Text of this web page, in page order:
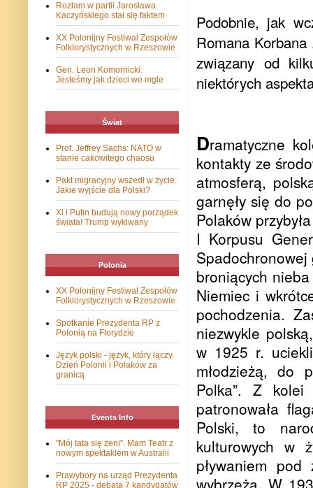
Podobnie, jak
Romana
związany od
niektórych
Dramatyczne
kontakty ze
atmosferą,
garnęły się do
Polaków
I Korpusu
broniących
Niemiec i
pochodzenia.
niezwykle
w 1925 r.
młodzieżą, do
Polka”. Z kolei
patronowała
Polski, to
kulturowych w
pływaniem pod
Rozłam w partii Jarosława
Kaczyńskiego stał się faktem
XX Polonijny Festiwal Zespołów
Folklorystycznych w Rzeszowie
Gen. Leon Komornicki:
Jesteśmy jak dzieci we mgle
Świat
Prof. Jeffrey Sachs: NATO w
stanie cakowitego chaosu
Pakt migracyjny wszedł w życie.
Jakie wyjście dla Polski?
Xi i Putin budują nowy porządek
świata! Trump wykiwany
Polonia
XX Polonijny Festiwal Zespołów
Folklorystycznych w Rzeszowie
Spotkanie Prezydenta RP z
Polonią na Florydzie
Język polski - język, który łączy.
Dzień Polonii i Polaków za
granicą
Events Info
"Mój tata się żeni". Mam Teatr z
nowym spektaklem w Australii
Prawybory na urząd Prezydenta
RP 2025 - debata 7 kandydatów